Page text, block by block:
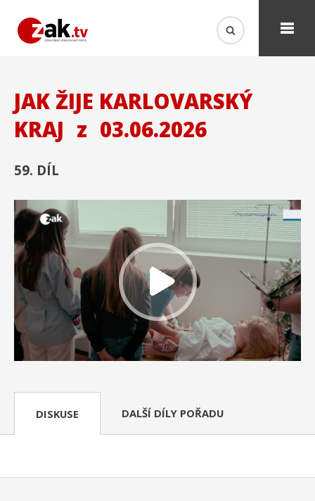
JAK ŽIJE KARLOVARSKÝ
KRAJ z 03.06.2026
59. DÍL
DISKUSE DALŠÍ DÍLY POŘADU